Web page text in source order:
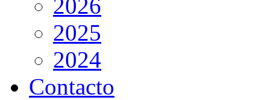
2026
2025
2024
Contacto